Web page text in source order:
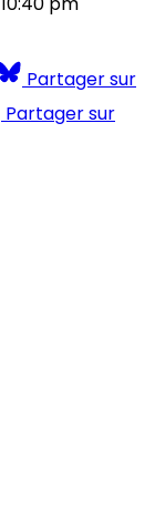
Partager sur
Partager sur